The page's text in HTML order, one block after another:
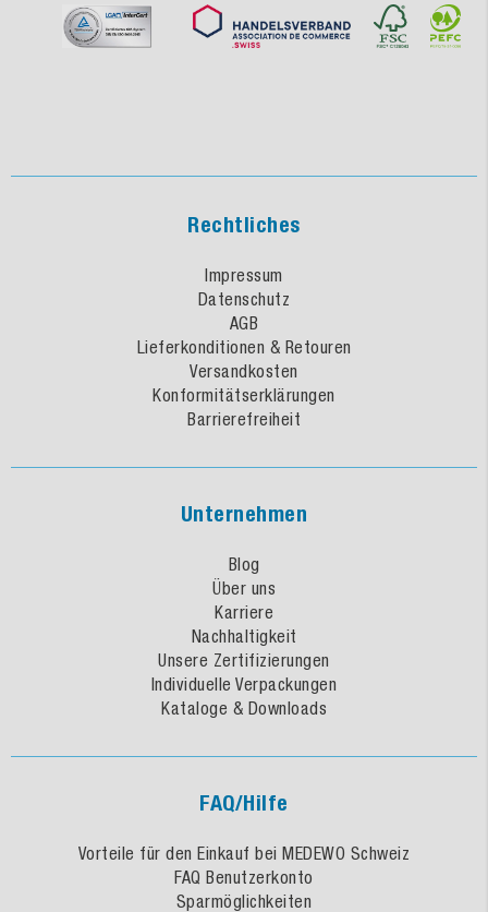
Rechtliches
Impressum
Datenschutz
AGB
Lieferkonditionen & Retouren
Versandkosten
Konformitätserklärungen
Barrierefreiheit
Unternehmen
Blog
Über uns
Karriere
Nachhaltigkeit
Unsere Zertifizierungen
Individuelle Verpackungen
Kataloge & Downloads
FAQ/Hilfe
Vorteile für den Einkauf bei MEDEWO Schweiz
FAQ Benutzerkonto
Sparmöglichkeiten